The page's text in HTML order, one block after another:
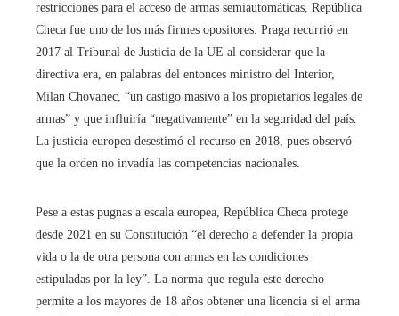
restricciones para el acceso de armas semiautomáticas, República
Checa fue uno de los más firmes opositores. Praga recurrió en
2017 al Tribunal de Justicia de la UE al considerar que la
directiva era, en palabras del entonces ministro del Interior,
Milan Chovanec, “un castigo masivo a los propietarios legales de
armas” y que influiría “negativamente” en la seguridad del país.
La justicia europea desestimó el recurso en 2018, pues observó
que la orden no invadía las competencias nacionales.
Pese a estas pugnas a escala europea, República Checa protege
desde 2021 en su Constitución “el derecho a defender la propia
vida o la de otra persona con armas en las condiciones
estipuladas por la ley”. La norma que regula este derecho
permite a los mayores de 18 años obtener una licencia si el arma